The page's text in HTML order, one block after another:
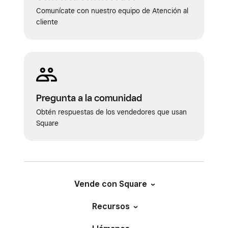
todos los casos, la documentación debe
mostrar claramente que el cliente revisó y
Comunícate con nuestro equipo de Atención al
cliente
Pregunta a la comunidad
Obtén respuestas de los vendedores que usan
Square
Vende con Square
Recursos